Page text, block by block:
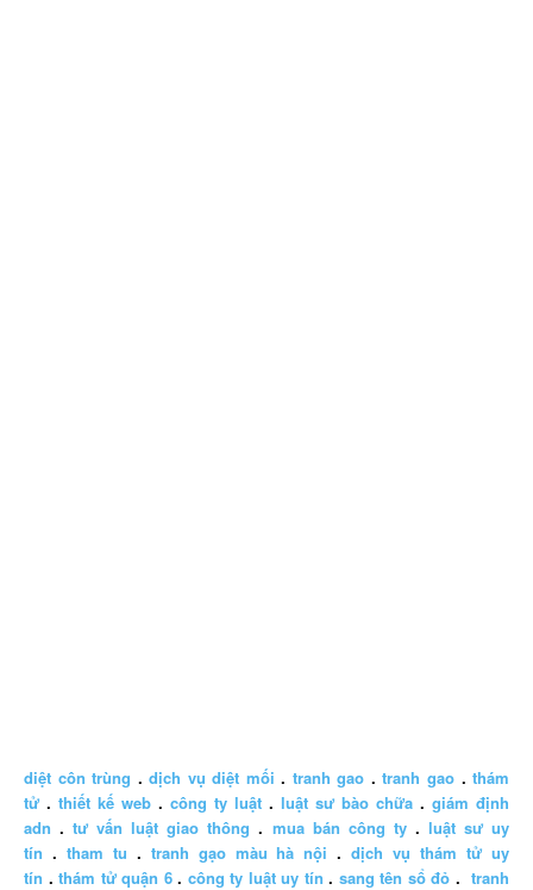
diệt côn trùng .dịch vụ diệt mối . tranh gao .tranh gao .thám
tử . thiết kế web . công ty luật . luật sư bào chữa . giám định
adn .tư vấn luật giao thông . mua bán công ty. luật sư uy
tín . tham tu . tranh gạo màu hà nội .dịch vụ thám tử uy
tín .thám tử quận 6. công ty luật uy tín . sang tên sổ đỏ .tranh